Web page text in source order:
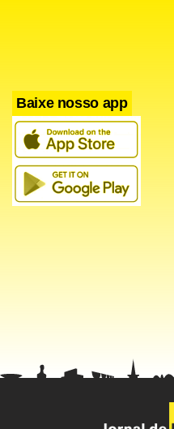
José Antunes Sobrinho é
em cima de contratos da
2011 e 2013. Os valores
empresa controlada pelo
do empreiteiro é de que a
deve ser decretada pela
Baixe nosso app